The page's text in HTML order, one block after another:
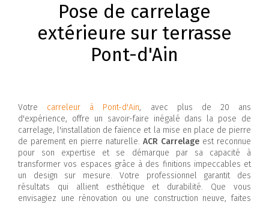
Pose de carrelage
extérieure sur terrasse
Pont-d'Ain
Votre carreleur à Pont-d'Ain, avec plus de 20 ans
d'expérience, offre un savoir-faire inégalé dans la pose de
carrelage, l'installation de faïence et la mise en place de pierre
de parement en pierre naturelle. ACR Carrelage est reconnue
pour son expertise et se démarque par sa capacité à
transformer vos espaces grâce à des finitions impeccables et
un design sur mesure. Votre professionnel garantit des
résultats qui allient esthétique et durabilité. Que vous
envisagiez une rénovation ou une construction neuve, faites